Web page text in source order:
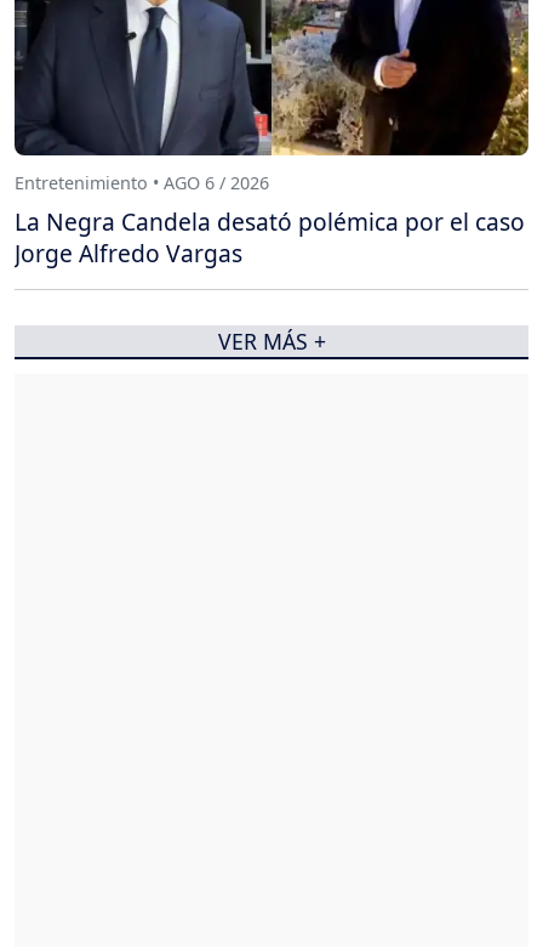
Entretenimiento • AGO 6 / 2026
La Negra Candela desató polémica por el caso
Jorge Alfredo Vargas
VER MÁS +